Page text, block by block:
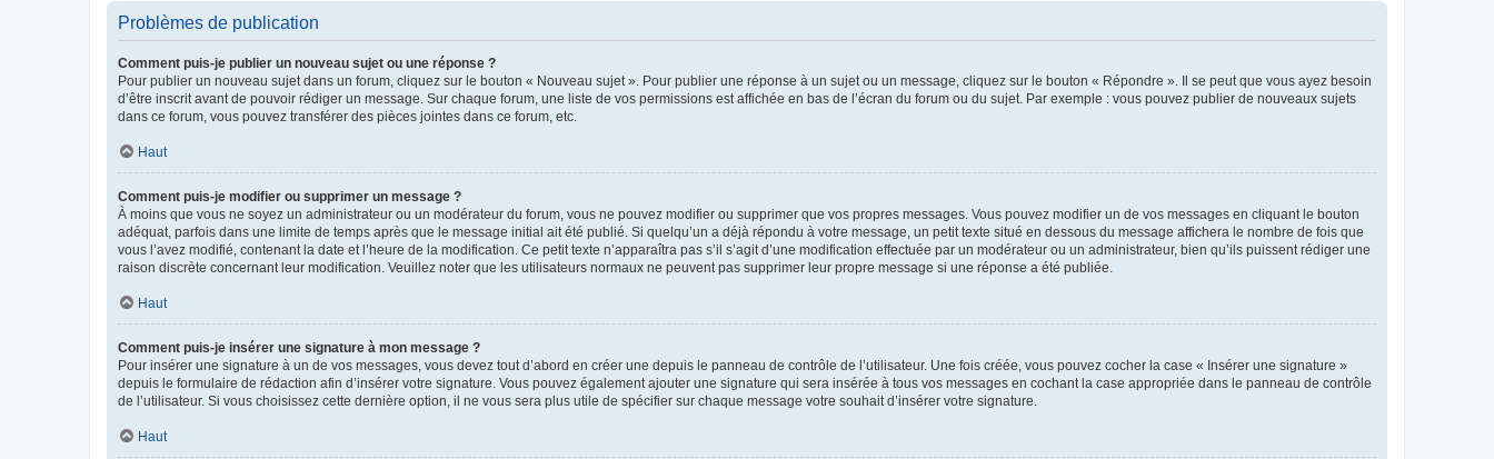
Problèmes de publication
Comment puis-je publier un nouveau sujet ou une réponse ?
Pour publier un nouveau sujet dans un forum, cliquez sur le bouton « Nouveau sujet ». Pour publier une réponse à un sujet ou un message, cliquez sur le bouton « Répondre ». Il se peut que vous ayez besoin
d’être inscrit avant de pouvoir rédiger un message. Sur chaque forum, une liste de vos permissions est affichée en bas de l’écran du forum ou du sujet. Par exemple : vous pouvez publier de nouveaux sujets
dans ce forum, vous pouvez transférer des pièces jointes dans ce forum, etc.
Haut
Comment puis-je modifier ou supprimer un message ?
À moins que vous ne soyez un administrateur ou un modérateur du forum, vous ne pouvez modifier ou supprimer que vos propres messages. Vous pouvez modifier un de vos messages en cliquant le bouton
adéquat, parfois dans une limite de temps après que le message initial ait été publié. Si quelqu’un a déjà répondu à votre message, un petit texte situé en dessous du message affichera le nombre de fois que
vous l’avez modifié, contenant la date et l’heure de la modification. Ce petit texte n’apparaîtra pas s’il s’agit d’une modification effectuée par un modérateur ou un administrateur, bien qu’ils puissent rédiger une
raison discrète concernant leur modification. Veuillez noter que les utilisateurs normaux ne peuvent pas supprimer leur propre message si une réponse a été publiée.
Haut
Comment puis-je insérer une signature à mon message ?
Pour insérer une signature à un de vos messages, vous devez tout d’abord en créer une depuis le panneau de contrôle de l’utilisateur. Une fois créée, vous pouvez cocher la case « Insérer une signature »
depuis le formulaire de rédaction afin d’insérer votre signature. Vous pouvez également ajouter une signature qui sera insérée à tous vos messages en cochant la case appropriée dans le panneau de contrôle
de l’utilisateur. Si vous choisissez cette dernière option, il ne vous sera plus utile de spécifier sur chaque message votre souhait d’insérer votre signature.
Haut